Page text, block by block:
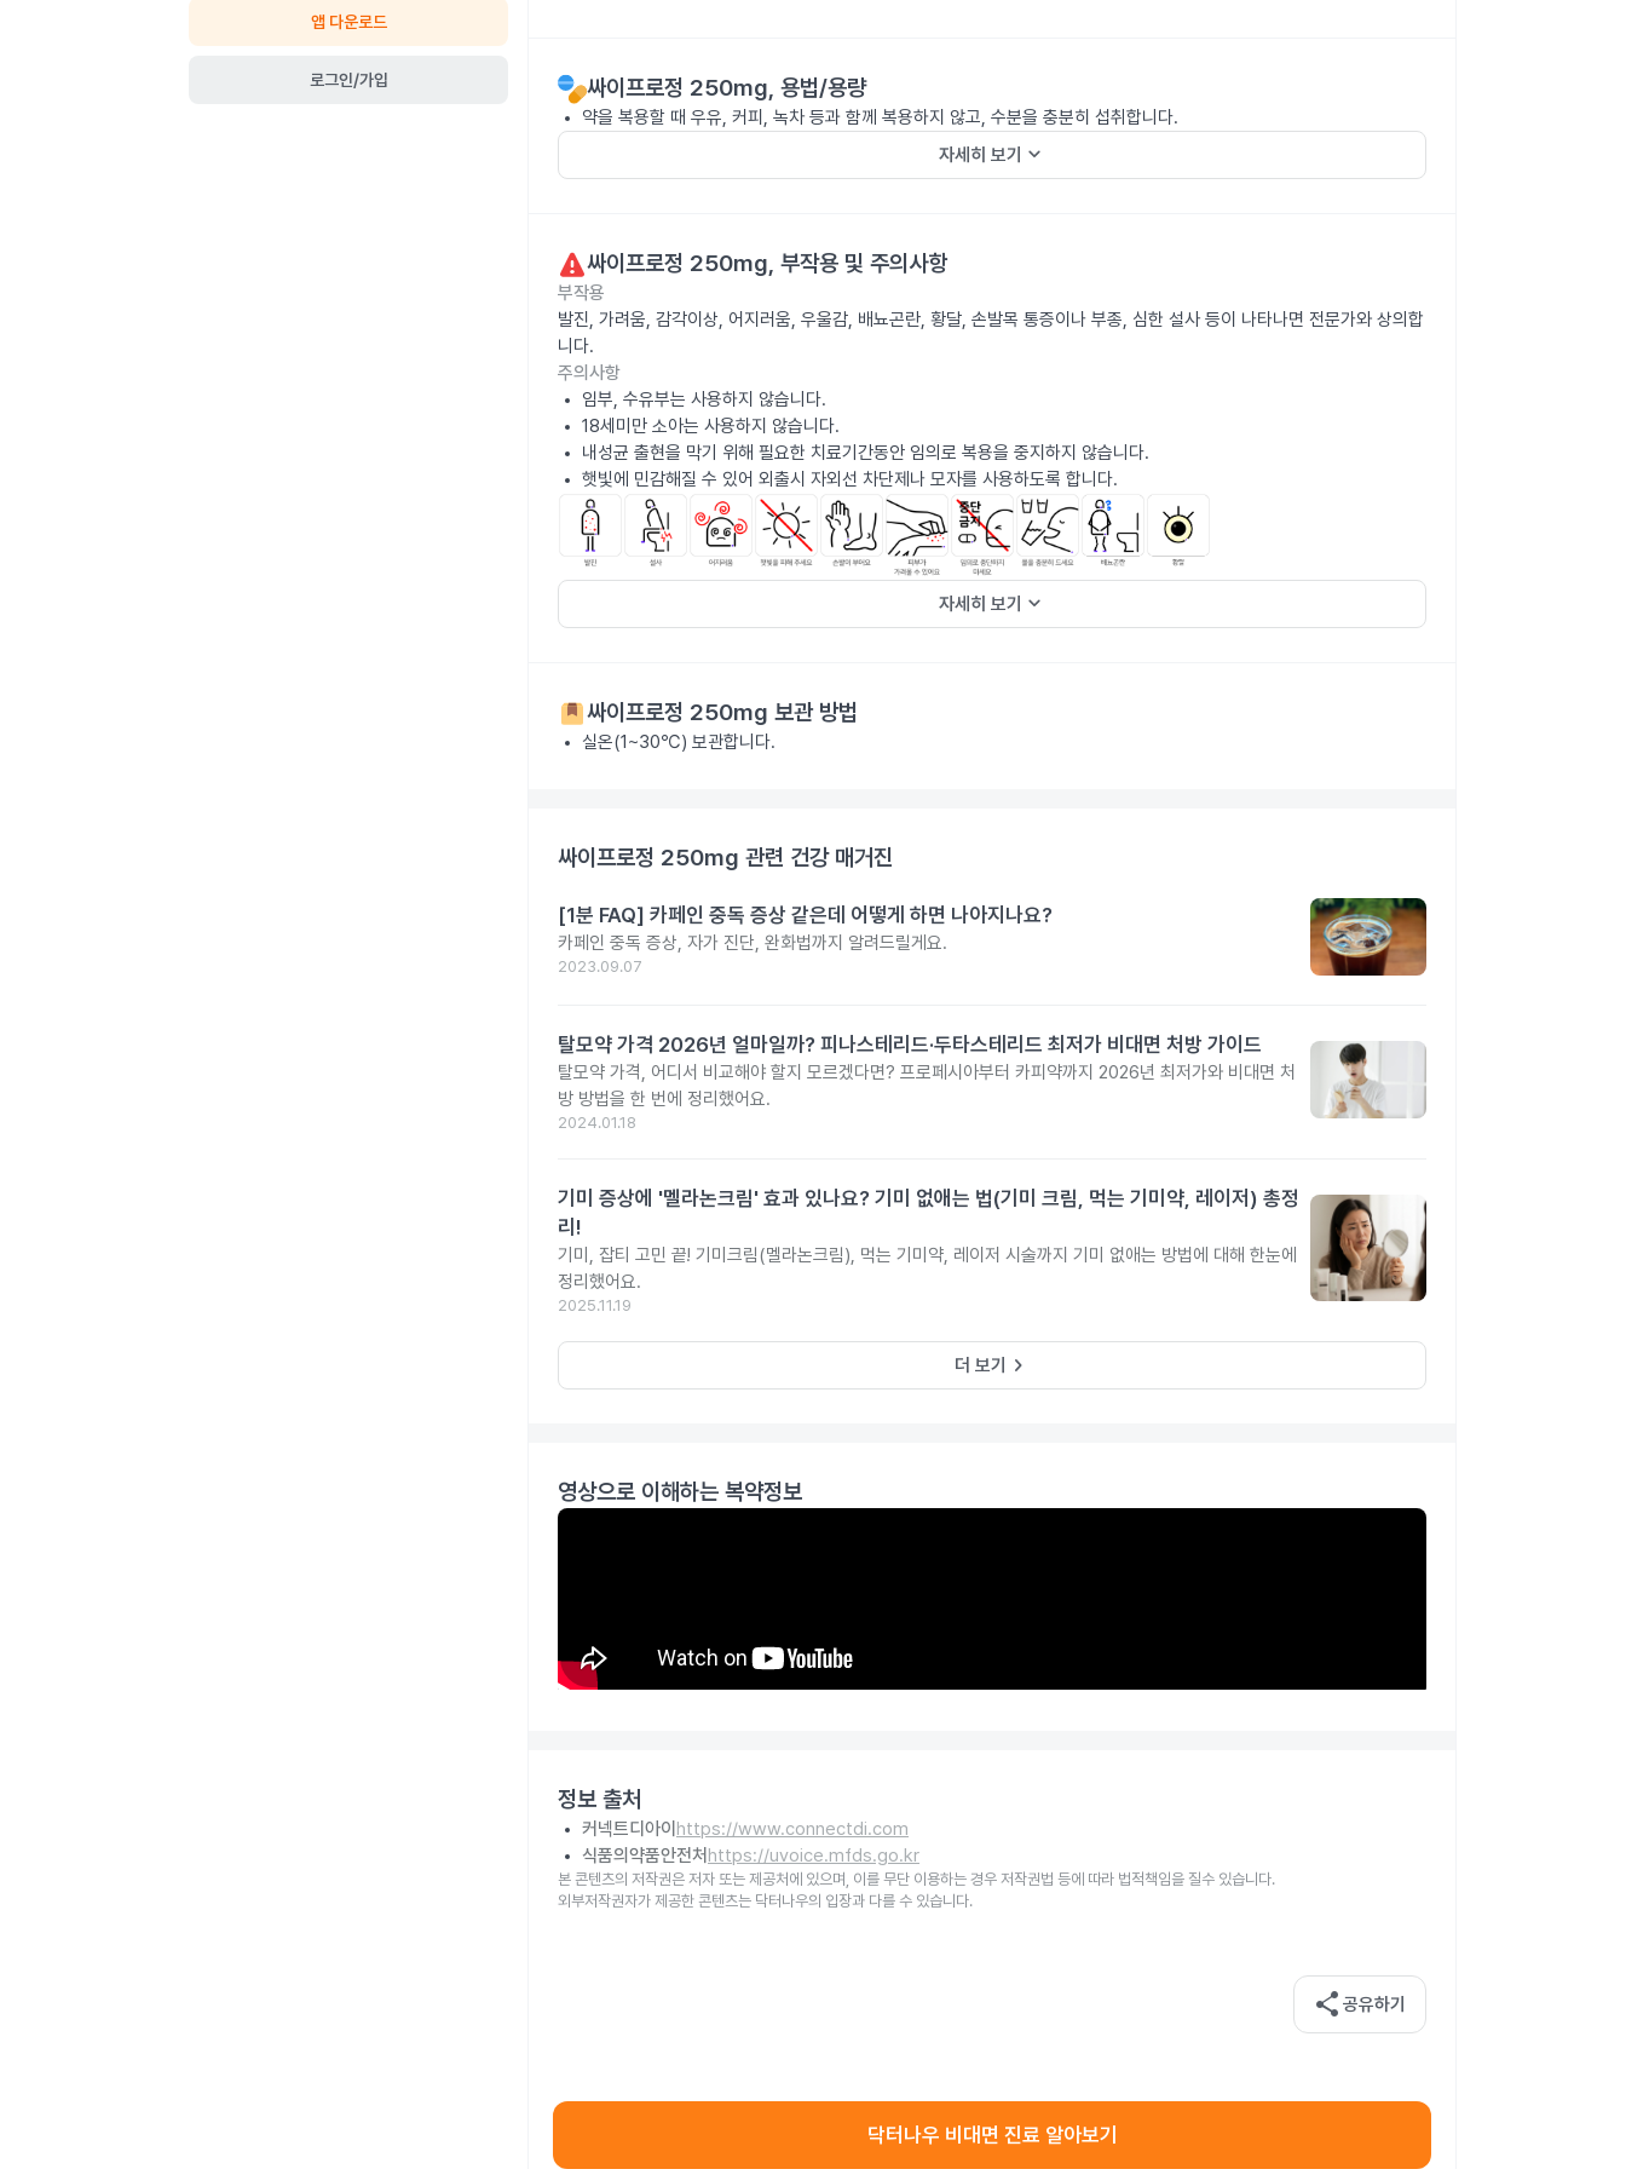
앱 다운로드
로그인/가입 싸이프로정 250mg, 용법/용량
약을 복용할 때 우유, 커피, 녹차 등과 함께 복용하지 않고, 수분을 충분히 섭취합니다.
자세히 보기 keyboard_arrow_down
싸이프로정 250mg, 부작용 및 주의사항
부작용
발진, 가려움, 감각이상, 어지러움, 우울감, 배뇨곤란, 황달, 손발목 통증이나 부종, 심한 설사 등이 나타나면 전문가와 상의합
니다.
주의사항
임부, 수유부는 사용하지 않습니다.
18세미만 소아는 사용하지 않습니다.
내성균 출현을 막기 위해 필요한 치료기간동안 임의로 복용을 중지하지 않습니다.
햇빛에 민감해질 수 있어 외출시 자외선 차단제나 모자를 사용하도록 합니다.
자세히 보기 keyboard_arrow_down
싸이프로정 250mg 보관 방법
실온(1~30℃) 보관합니다.
싸이프로정 250mg 관련 건강 매거진
[1분 FAQ] 카페인 중독 증상 같은데 어떻게 하면 나아지나요?
카페인 중독 증상, 자가 진단, 완화법까지 알려드릴게요.
2023.09.07
탈모약 가격 2026년 얼마일까? 피나스테리드·두타스테리드 최저가 비대면 처방 가이드
탈모약 가격, 어디서 비교해야 할지 모르겠다면? 프로페시아부터 카피약까지 2026년 최저가와 비대면 처
방 방법을 한 번에 정리했어요.
2024.01.18
기미 증상에 '멜라논크림' 효과 있나요? 기미 없애는 법(기미 크림, 먹는 기미약, 레이저) 총정
리!
기미, 잡티 고민 끝! 기미크림(멜라논크림), 먹는 기미약, 레이저 시술까지 기미 없애는 방법에 대해 한눈에
정리했어요.
2025.11.19
더 보기 keyboard_arrow_right
영상으로 이해하는 복약정보
정보 출처
커넥트디아이 https://www.connectdi.com
식품의약품안전처 https://uvoice.mfds.go.kr
본 콘텐츠의 저작권은 저자 또는 제공처에 있으며, 이를 무단 이용하는 경우 저작권법 등에 따라 법적책임을 질수 있습니다.
외부저작권자가 제공한 콘텐츠는 닥터나우의 입장과 다를 수 있습니다.
share 공유하기
닥터나우 비대면 진료 알아보기